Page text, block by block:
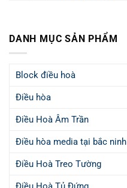
DANH MỤC SẢN PHẨM
Block điều hoà
Điều hòa
Điều Hoà Âm Trần
Điều hòa media tại bắc ninh
Điều Hoà Treo Tường